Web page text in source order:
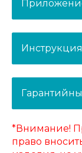
*Внимание!
право